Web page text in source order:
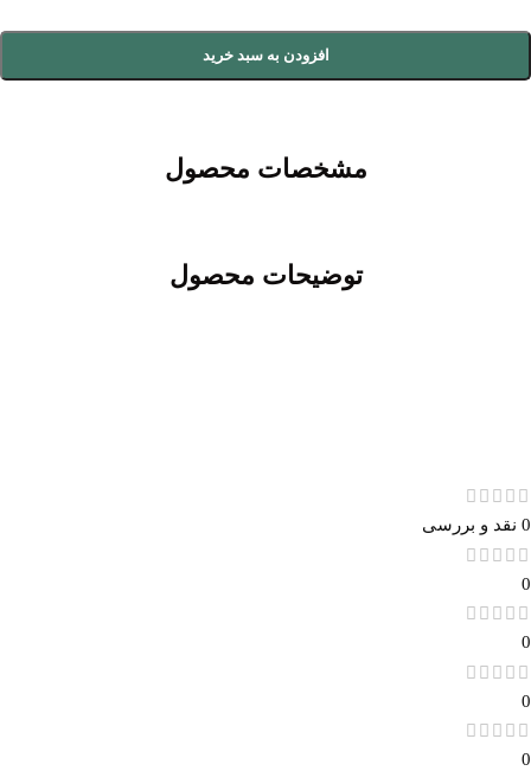
افزودن به سبد خرید
مشخصات محصول
توضیحات محصول
0 نقد و بررسی
0
0
0
0